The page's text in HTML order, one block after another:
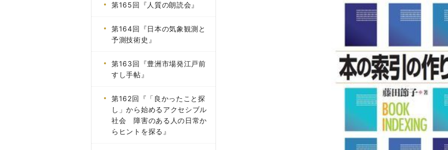
第165回『人質の朗読会』
第164回『日本の気象観測と
予測技術史』
第163回『豊洲市場発江戸前
すし手帖』
第162回『「良かったこと探
し」から始めるアクセシブル
社会 障害のある人の日常か
らヒントを探る』